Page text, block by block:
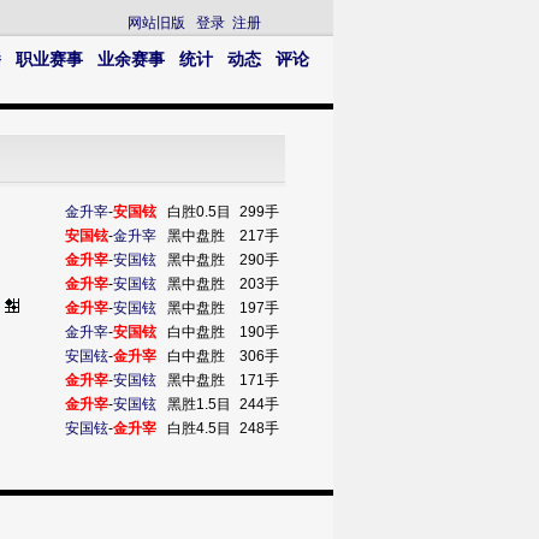
网站旧版 登录 注册
职业赛事 业余赛事 统计 动态
评论
金升宰-安国铉 白胜0.5目
299手
安国铉-金升宰 黑中盘胜
217手
金升宰-安国铉 黑中盘胜
290手
金升宰-安国铉 黑中盘胜
203手
金升宰-安国铉 黑中盘胜
197手
金升宰-安国铉 白中盘胜
190手
安国铉-金升宰 白中盘胜
306手
金升宰-安国铉 黑中盘胜
171手
金升宰-安国铉 黑胜1.5目
244手
安国铉-金升宰 白胜4.5目 248手